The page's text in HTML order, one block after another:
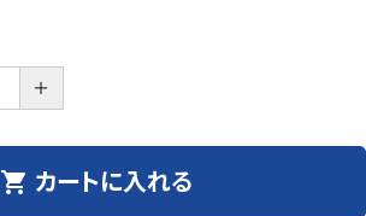
＋
shopping_cart カートに入れる